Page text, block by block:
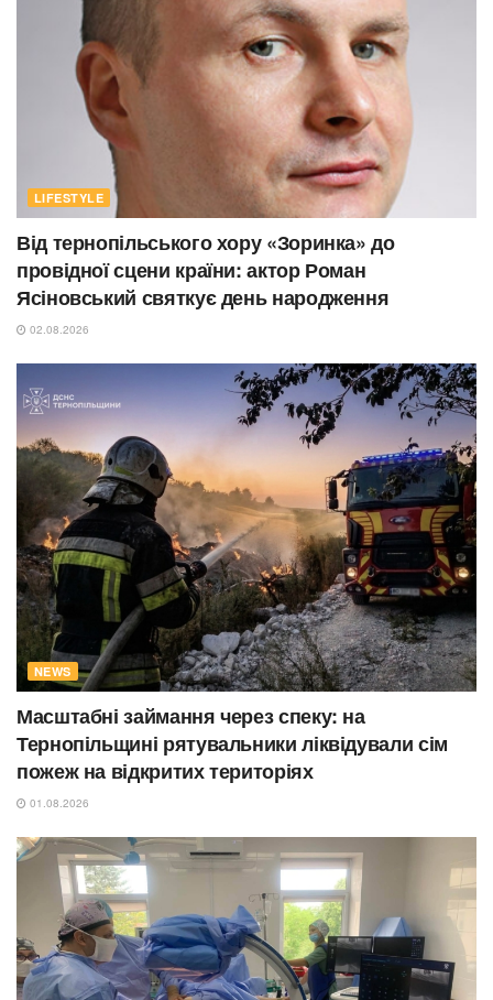
LIFESTYLE
Від тернопільського хору «Зоринка» до
провідної сцени країни: актор Роман
Ясіновський святкує день народження
02.08.2026
NEWS
Масштабні займання через спеку: на
Тернопільщині рятувальники ліквідували сім
пожеж на відкритих територіях
01.08.2026